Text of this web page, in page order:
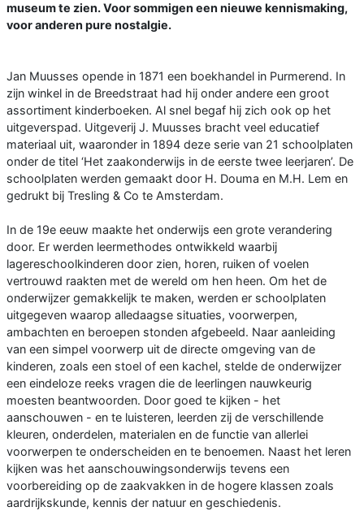
museum te zien. Voor sommigen een nieuwe kennismaking,
voor anderen pure nostalgie.
Jan Muusses opende in 1871 een boekhandel in Purmerend. In
zijn winkel in de Breedstraat had hij onder andere een groot
assortiment kinderboeken. Al snel begaf hij zich ook op het
uitgeverspad. Uitgeverij J. Muusses bracht veel educatief
materiaal uit, waaronder in 1894 deze serie van 21 schoolplaten
onder de titel ‘Het zaakonderwijs in de eerste twee leerjaren’. De
schoolplaten werden gemaakt door H. Douma en M.H. Lem en
gedrukt bij Tresling & Co te Amsterdam.
In de 19e eeuw maakte het onderwijs een grote verandering
door. Er werden leermethodes ontwikkeld waarbij
lagereschoolkinderen door zien, horen, ruiken of voelen
vertrouwd raakten met de wereld om hen heen. Om het de
onderwijzer gemakkelijk te maken, werden er schoolplaten
uitgegeven waarop alledaagse situaties, voorwerpen,
ambachten en beroepen stonden afgebeeld. Naar aanleiding
van een simpel voorwerp uit de directe omgeving van de
kinderen, zoals een stoel of een kachel, stelde de onderwijzer
een eindeloze reeks vragen die de leerlingen nauwkeurig
moesten beantwoorden. Door goed te kijken - het
aanschouwen - en te luisteren, leerden zij de verschillende
kleuren, onderdelen, materialen en de functie van allerlei
voorwerpen te onderscheiden en te benoemen. Naast het leren
kijken was het aanschouwingsonderwijs tevens een
voorbereiding op de zaakvakken in de hogere klassen zoals
aardrijkskunde, kennis der natuur en geschiedenis.